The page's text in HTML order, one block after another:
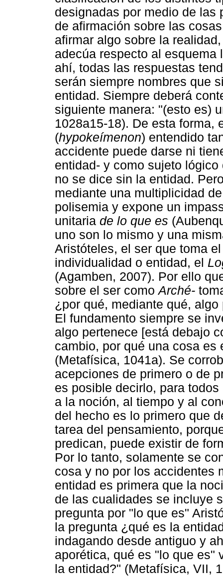
designadas por medio de
de afirmación sobre las
afirmar algo sobre la
adecúa respecto al
ahí, todas las respuestas
serán siempre nombres que
entidad. Siempre deberá
siguiente manera: "(esto es)
1028a15-18). De esta forma,
(hypokeímenon) entendido
accidente puede darse ni
entidad- y como sujeto
no se dice sin la entidad.
mediante una multiplicidad
polisemia y expone un
unitaria de lo que es
uno son lo mismo y una
Aristóteles, el ser que toma
individualidad o entidad, el
(Agamben, 2007). Por ello
sobre el ser comoArché-
¿por qué, mediante qué,
El fundamento siempre se
algo pertenece [está debajo
cambio, por qué una cosa es
(Metafísica, 1041a). Se
acepciones de primero o de
es posible decirlo, para
a la noción, al tiempo y al
del hecho es lo primero que
tarea del pensamiento,
predican, puede existir de
Por lo tanto, solamente se
cosa y no por los accidentes
entidad es primera que la
de las cualidades se incluye
pregunta por "lo que es"
la pregunta ¿qué es la
indagando desde antiguo y
aporética, qué es "lo que es"
la entidad?" (Metafísica, VII,